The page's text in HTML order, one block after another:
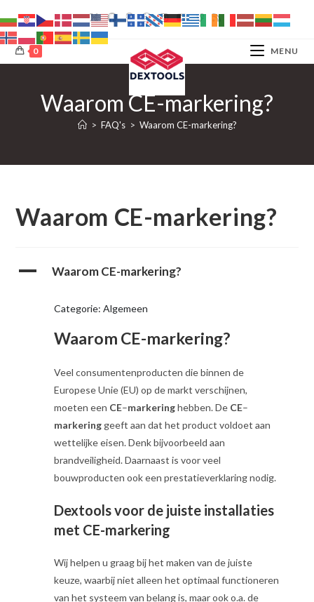
naar
inhoud
0 MENU
Waarom CE-markering?
> FAQ's > Waarom CE-markering?
Waarom CE-markering?
A Waarom CE-markering?
Categorie: Algemeen
Waarom CE-markering?
Veel consumentenproducten die binnen de
Europese Unie (EU) op de markt verschijnen,
moeten een CE–markeringhebben. De CE–
markering geeft aan dat het product voldoet aan
wettelijke eisen. Denk bijvoorbeeld aan
brandveiligheid. Daarnaast is voor veel
bouwproducten ook een prestatieverklaring nodig.
Dextools voor de juiste installaties
met CE-markering
Wij helpen u graag bij het maken van de juiste
keuze, waarbij niet alleen het optimaal functioneren
van het systeem van belang is, maar ook o.a. de